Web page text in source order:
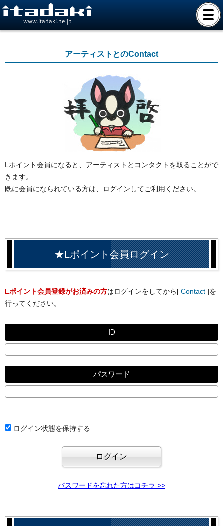
www.itadaki.ne.jp
アーティストとのContact
Lポイント会員になると、アーティストとコンタクトを取ることがで
きます。
既に会員になられている方は、ログインしてご利用ください。
★Lポイント会員ログイン
Lポイント会員登録がお済みの方はログインをしてから[ Contact ]を
行ってください。
ID
パスワード
ログイン状態を保持する
パスワードを忘れた方はコチラ >>